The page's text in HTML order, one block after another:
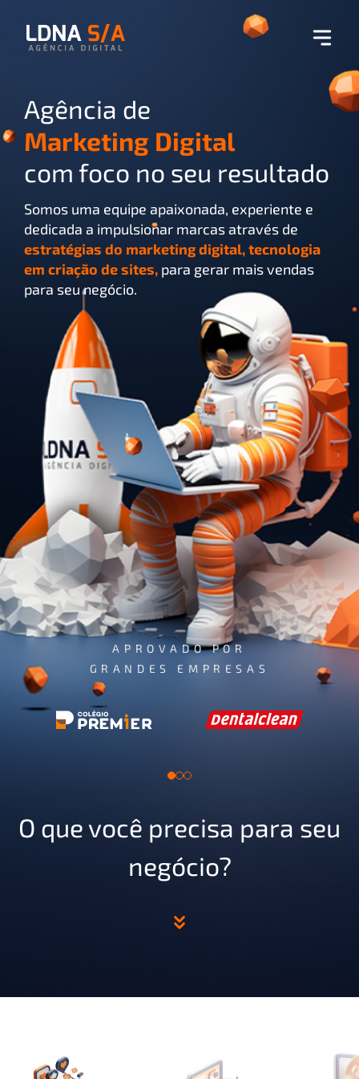
Agência de
Marketing Digital
com foco no seu resultado
Somos uma equipe apaixonada, experiente e
dedicada a impulsionar marcas através de
estratégias do marketing digital, tecnologia
em criação de sites, para gerar mais vendas
para seu negócio.
APROVADO POR
GRANDES EMPRESAS
O que você precisa para seu
negócio?